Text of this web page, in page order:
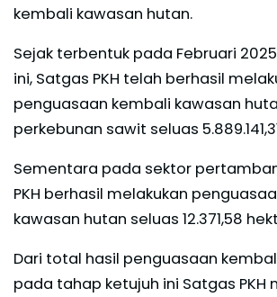
kembali kawasan hutan.
Sejak terbentuk pada Februari
ini, Satgas PKH telah berhasil
penguasaan kembali kawasan
perkebunan sawit seluas
Sementara pada sektor
PKH berhasil melakukan
kawasan hutan seluas 12.371,58
Dari total hasil penguasaan
pada tahap ketujuh ini Satgas PKH